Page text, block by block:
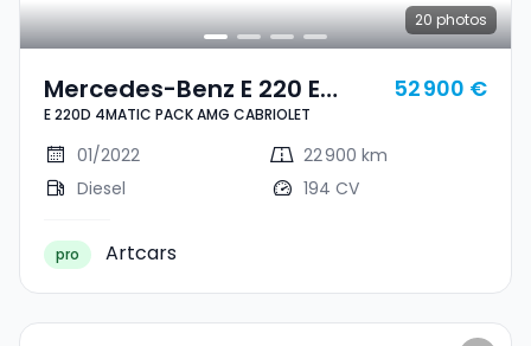
20 photos
Mercedes-Benz E 220 E
220D 4MATIC PACK AMG
CABRIOLET
E 220D 4MATIC PACK AMG CABRIOLET
52 900 €
01/2022
22 900 km
Diesel
194 CV
pro Artcars